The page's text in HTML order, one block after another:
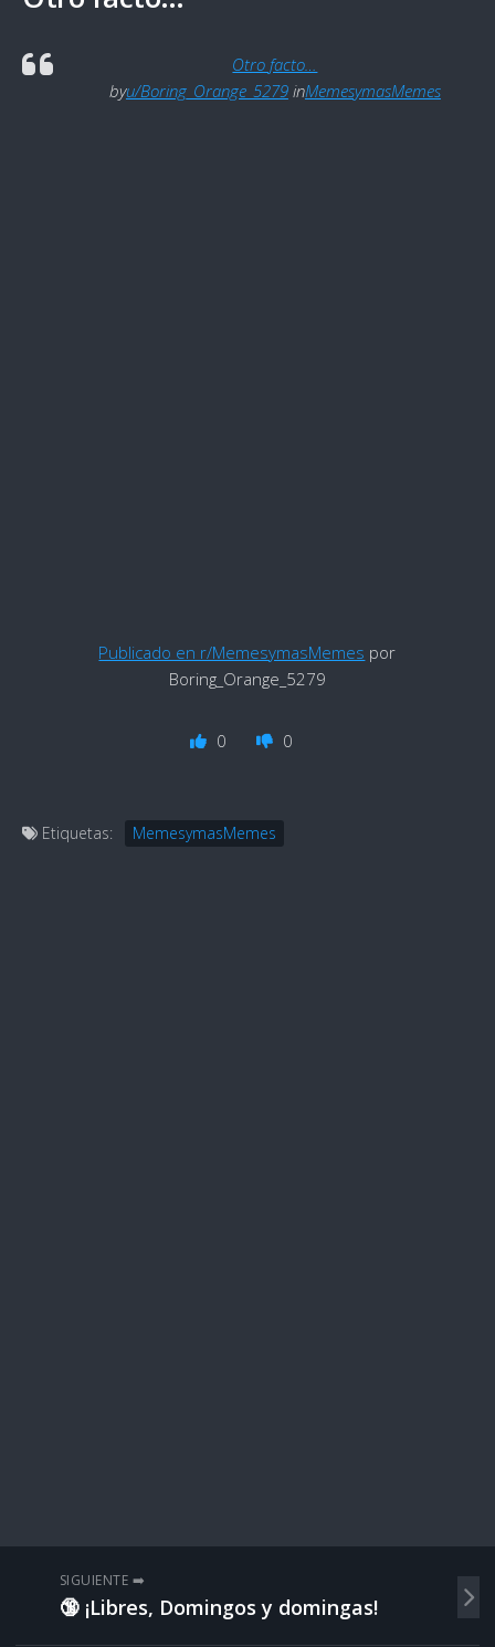
Otro facto…
byu/Boring_Orange_5279inMemesymasMemes
Publicado en r/MemesymasMemes por
Boring_Orange_5279
0 0
Etiquetas: MemesymasMemes
SIGUIENTE ➡️
🔞 ¡Libres, Domingos y domingas!